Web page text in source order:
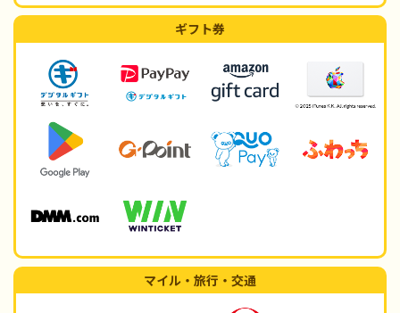
ギフト券
マイル・旅行・交通